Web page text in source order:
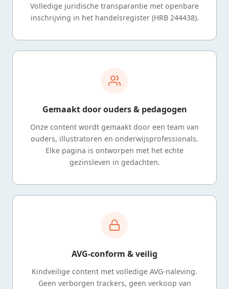
Volledige juridische transparantie met openbare
inschrijving in het handelsregister (HRB 244438).
Gemaakt door ouders & pedagogen
Onze content wordt gemaakt door een team van
ouders, illustratoren en onderwijsprofessionals.
Elke pagina is ontworpen met het echte
gezinsleven in gedachten.
AVG-conform & veilig
Kindveilige content met volledige AVG-naleving.
Geen verborgen trackers, geen verkoop van